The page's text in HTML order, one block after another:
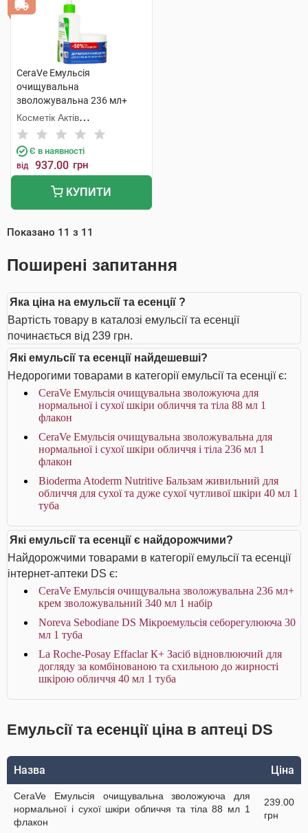
CeraVe Емульсія
очищувальна
зволожувальна 236 мл+
крем зволожувальний 340
мл 1 набір
Косметік Актів
Інтернаціональ
Є в наявності
від 937.00 грн
КУПИТИ
Показано 11 з 11
Поширені запитання
Яка ціна на емульсії та есенції ?
Вартість товару в каталозі емульсії та есенції
починається від 239 грн.
Які емульсії та есенції найдешевші?
Недорогими товарами в категорії емульсії та есенції є:
CeraVe Емульсія очищувальна зволожуюча для
нормальної і сухої шкіри обличчя та тіла 88 мл 1
флакон
CeraVe Емульсія очищувальна зволожувальна для
нормальної і сухої шкіри обличчя і тіла 236 мл 1
флакон
Bioderma Atoderm Nutritive Бальзам живильний для
обличчя для сухої та дуже сухої чутливої шкіри 40 мл 1
туба
Які емульсії та есенції є найдорожчими?
Найдорожчими товарами в категорії емульсії та есенції
інтернет-аптеки DS є:
CeraVe Емульсія очищувальна зволожувальна 236 мл+
крем зволожувальний 340 мл 1 набір
Noreva Sebodiane DS Мікроемульсія себорегулююча 30
мл 1 туба
La Roche-Posay Effaclar К+ Засіб відновлюючий для
догляду за комбінованою та схильною до жирності
шкірою обличчя 40 мл 1 туба
Емульсії та есенції ціна в аптеці DS
Назва Ціна
CeraVe Емульсія очищувальна зволожуюча для
нормальної і сухої шкіри обличчя та тіла 88 мл 1
флакон
239.00
грн